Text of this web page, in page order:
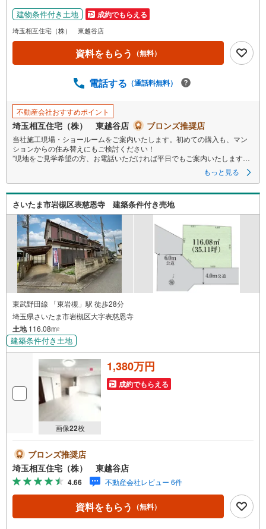
建物条件付き土地 成約でもらえる
埼玉相互住宅（株） 東越谷店
資料をもらう （無料）
電話する （通話料無料）
不動産会社おすすめポイント
埼玉相互住宅（株） 東越谷店 ブロンズ推奨店
当社施工現場・ショールームをご案内いたします。初めての購入も、マン
ションからの住み替えにもご検討ください！
”現地をご見学希望の方、お電話いただければ平日でもご案内いたします！
”詳細は 埼玉相互住宅（株）東越谷店までお気軽にご連絡ください。
もっと見る
さいたま市岩槻区表慈恩寺 建築条件付き売地
東武野田線 「東岩槻」駅 徒歩28分
埼玉県さいたま市岩槻区大字表慈恩寺
土地116.08m2
建築条件付き土地
画像22枚
1,380万円
成約でもらえる
ブロンズ推奨店
埼玉相互住宅（株） 東越谷店
4.66 不動産会社レビュー 6件
資料をもらう （無料）